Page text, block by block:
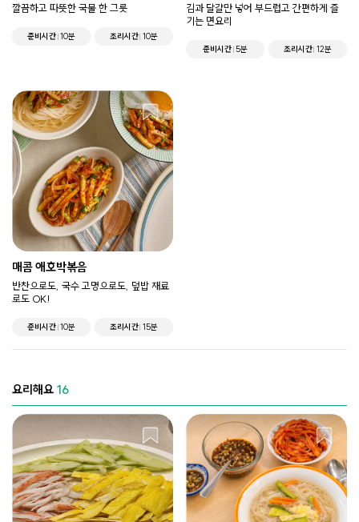
깔끔하고 따뜻한 국물 한 그릇
준비시간 10분 조리시간 10분
김과 달걀만 넣어 부드럽고 간편하게 즐
기는 면요리
준비시간 5분 조리시간 12분
매콤 애호박볶음
반찬으로도, 국수 고명으로도, 덮밥 재료
로도 OK!
준비시간 10분 조리시간 15분
요리해요 16